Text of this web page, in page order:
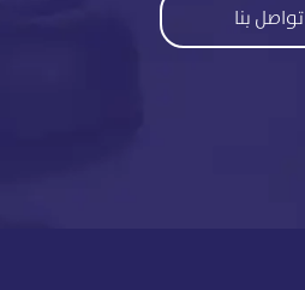
تواصل بنا